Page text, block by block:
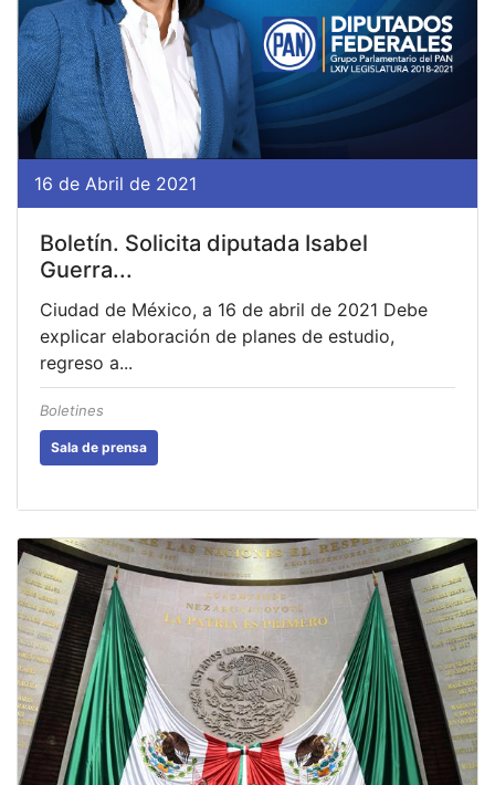
16 de Abril de 2021
Boletín. Solicita diputada Isabel
Guerra...
Ciudad de México, a 16 de abril de 2021 Debe
explicar elaboración de planes de estudio,
regreso a...
Boletines
Sala de prensa